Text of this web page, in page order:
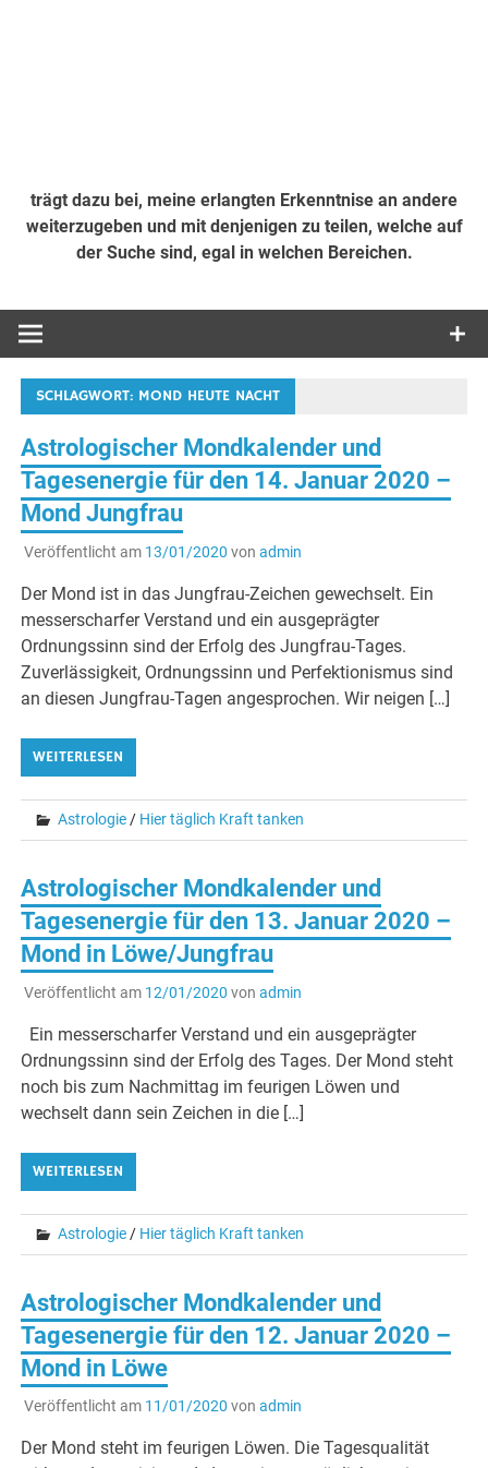
trägt dazu bei, meine erlangten Erkenntnise an andere
weiterzugeben und mit denjenigen zu teilen, welche auf
der Suche sind, egal in welchen Bereichen.
SCHLAGWORT: MOND HEUTE NACHT
Astrologischer Mondkalender und
Tagesenergie für den 14. Januar 2020 –
Mond Jungfrau
Veröffentlicht am 13/01/2020 von admin
Der Mond ist in das Jungfrau-Zeichen gewechselt. Ein
messerscharfer Verstand und ein ausgeprägter
Ordnungssinn sind der Erfolg des Jungfrau-Tages.
Zuverlässigkeit, Ordnungssinn und Perfektionismus sind
an diesen Jungfrau-Tagen angesprochen. Wir neigen […]
WEITERLESEN
Astrologie/ Hier täglich Kraft tanken
Astrologischer Mondkalender und
Tagesenergie für den 13. Januar 2020 –
Mond in Löwe/Jungfrau
Veröffentlicht am 12/01/2020 von admin
Ein messerscharfer Verstand und ein ausgeprägter
Ordnungssinn sind der Erfolg des Tages. Der Mond steht
noch bis zum Nachmittag im feurigen Löwen und
wechselt dann sein Zeichen in die […]
WEITERLESEN
Astrologie / Hier täglich Kraft tanken
Astrologischer Mondkalender und
Tagesenergie für den 12. Januar 2020 –
Mond in Löwe
Veröffentlicht am 11/01/2020 von admin
Der Mond steht im feurigen Löwen. Die Tagesqualität